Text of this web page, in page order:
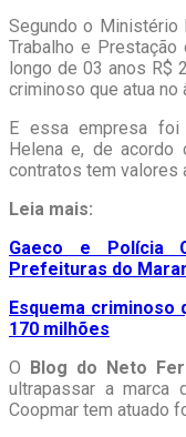
Segundo o Ministério
Trabalho e
longo de 03 anos R$
criminoso que atua
E essa empresa foi
Helena e, de acordo
contratos tem valores
Leia mais:
Gaeco e Polícia
Prefeituras do
Esquema
170 milhões
O
Blog do Neto
ultrapassar a marca
Coopmar tem atuado